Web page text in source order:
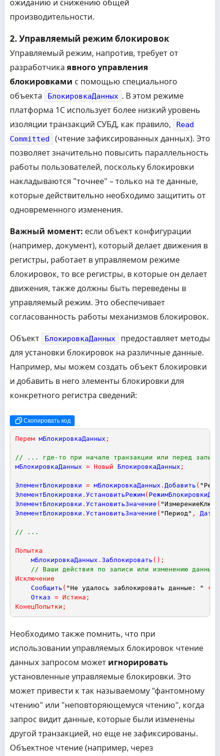
ожиданию и снижению общей
производительности.
2. Управляемый режим блокировок
Управляемый режим, напротив, требует от
разработчика явного управления
блокировками с помощью специального
объекта
БлокировкаДанных . В этом режиме
платформа 1С использует более низкий уровень
изоляции транзакций СУБД, как правило,
Read
Committed
(чтение зафиксированных данных). Это
позволяет значительно повысить параллельность
работы пользователей, поскольку блокировки
накладываются "точнее" – только на те данные,
которые действительно необходимо защитить от
одновременного изменения.
Важный момент: если объект конфигурации
(например, документ), который делает движения в
регистры, работает в управляемом режиме
блокировок, то все регистры, в которые он делает
движения, также должны быть переведены в
управляемый режим. Это обеспечивает
согласованность работы механизмов блокировок.
Объект
БлокировкаДанных
предоставляет методы
для установки блокировок на различные данные.
Например, мы можем создать объект блокировки
и добавить в него элементы блокировки для
конкретного регистра сведений:
Скопировать код
Перем мБлокировкаДанных ;
// ... где-то при начале транзакции или перед
мБлокировкаДанных = Новый БлокировкаДанных ;
ЭлементБлокировки = мБлокировкаДанных . Добавить (
ЭлементБлокировки . УстановитьРежим(
ЭлементБлокировки . УстановитьЗначение ( "ИзмерениеКлюч"
ЭлементБлокировки . УстановитьЗначение ( "Период" ,
// ...
Попытка
мБлокировкаДанных . Заблокировать ( ) ;
// Ваши действия по записи или изменению данных
Исключение
Сообщить ( "Не удалось заблокировать данные: " +
Отказ = Истина ;
КонецПопытки ;
Необходимо также помнить, что при
использовании управляемых блокировок чтение
данных запросом может игнорировать
установленные управляемые блокировки. Это
может привести к так называемому "фантомному
чтению" или "неповторяющемуся чтению", когда
запрос видит данные, которые были изменены
другой транзакцией, но еще не зафиксированы.
Объектное чтение (например, через